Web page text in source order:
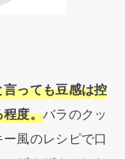
っても豆感は控
程度。バラのクッ
風のレシピで口